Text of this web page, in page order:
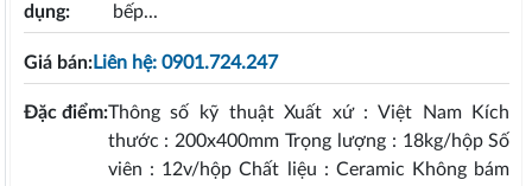
dụng:
bếp...
Giá bán:Liên hệ: 0901.724.247
Đặc điểm:Thông số kỹ thuật Xuất xứ : Việt Nam Kích
thước : 200x400mm Trọng lượng : 18kg/hộp Số
viên : 12v/hộp Chất liệu : Ceramic Không bám